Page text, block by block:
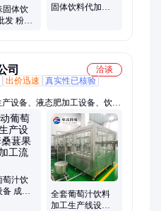
固体饮
发 粉剂
固体饮料代加工
司
洽谈
出价迅速
真实性已核验
设备、液态肥加工设备、饮料
萄汁饮
备 成套
全套葡萄汁饮料
加工生产线设备